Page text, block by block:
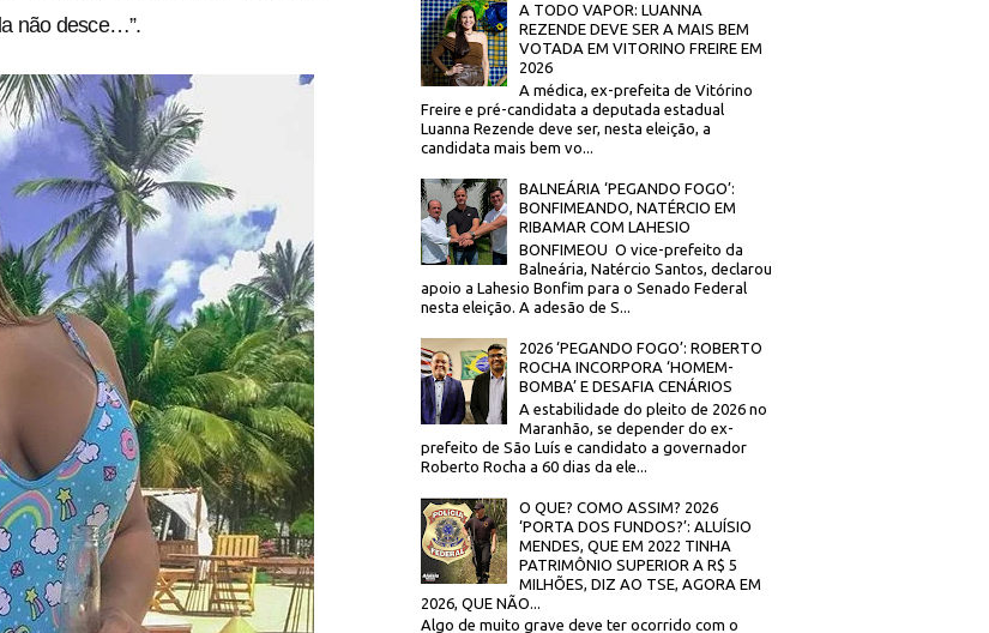
não desce…”.
A TODO VAPOR: LUANNA
REZENDE DEVE SER A MAIS BEM
VOTADA EM VITORINO FREIRE EM
2026
A médica, ex-prefeita de Vitórino
Freire e pré-candidata a deputada estadual
Luanna Rezende deve ser, nesta eleição, a
candidata mais bem vo...
BALNEÁRIA ‘PEGANDO FOGO’:
BONFIMEANDO, NATÉRCIO EM
RIBAMAR COM LAHESIO
BONFIMEOU O vice-prefeito da
Balneária, Natércio Santos, declarou
apoio a Lahesio Bonfim para o Senado Federal
nesta eleição. A adesão de S...
2026 ‘PEGANDO FOGO’: ROBERTO
ROCHA INCORPORA ‘HOMEM-
BOMBA’ E DESAFIA CENÁRIOS
A estabilidade do pleito de 2026 no
Maranhão, se depender do ex-
prefeito de São Luís e candidato a governador
Roberto Rocha a 60 dias da ele...
O QUE? COMO ASSIM? 2026
‘PORTA DOS FUNDOS?’: ALUÍSIO
MENDES, QUE EM 2022 TINHA
PATRIMÔNIO SUPERIOR A R$ 5
MILHÕES, DIZ AO TSE, AGORA EM
2026, QUE NÃO...
Algo de muito grave deve ter ocorrido com o